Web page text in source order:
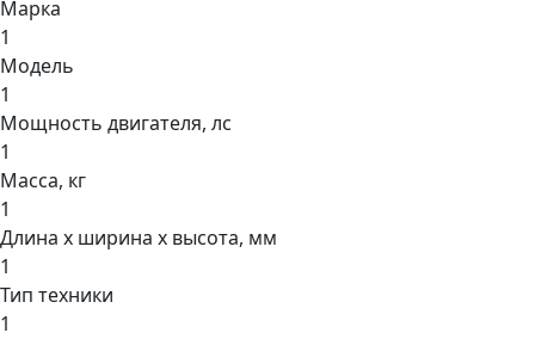
Марка
1
Модель
1
Мощнocть двигaтеля, лс
1
Масса, кг
1
Длина х ширина х высота, мм
1
Тип техники
1